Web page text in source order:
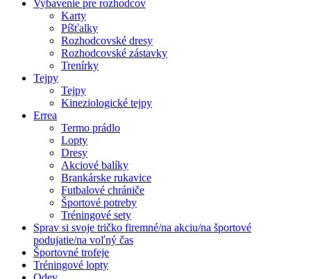
Vybavenie pre rozhodcov
Karty
Píšťalky
Rozhodcovské dresy
Rozhodcovské zástavky
Trenírky
Tejpy
Tejpy
Kineziologické tejpy
Errea
Termo prádlo
Lopty
Dresy
Akciové balíky
Brankárske rukavice
Futbalové chrániče
Športové potreby
Tréningové sety
Sprav si svoje tričko firemné/na akciu/na športové
podujatie/na voľný čas
Športovné trofeje
Tréningové lopty